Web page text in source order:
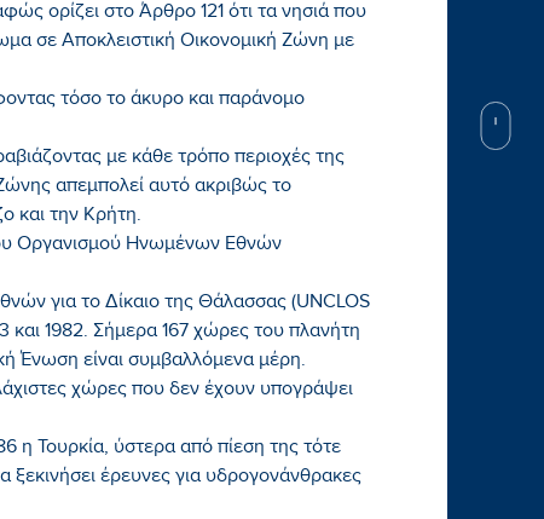
ορίζει στο Άρθρο 121 ότι τα νησιά που
σε Αποκλειστική Οικονομική Ζώνη με
τόσο το άκυρο και παράνομο
με κάθε τρόπο περιοχές της
απεμπολεί αυτό ακριβώς το
και την Κρήτη.
Οργανισμού Ηνωμένων Εθνών
για το Δίκαιο της Θάλασσας (UNCLOS
και 1982. Σήμερα 167 χώρες του πλανήτη
Ένωση είναι συμβαλλόμενα μέρη.
χώρες που δεν έχουν υπογράψει
η Τουρκία, ύστερα από πίεση της τότε
ξεκινήσει έρευνες για υδρογονάνθρακες